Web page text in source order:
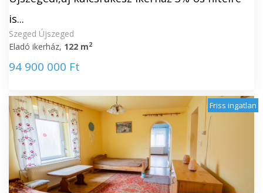
is...
Szeged Újszeged
Eladó ikerház, 122 m2
94 900 000 Ft
Friss ingatlan